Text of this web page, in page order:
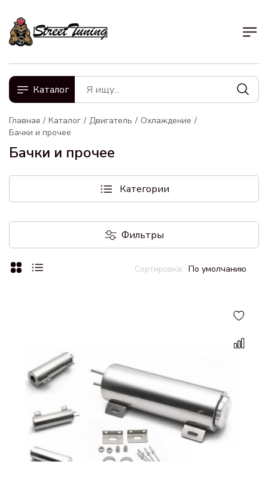
Каталог
Главная Каталог Двигатель
Охлаждение
Бачки и прочее
Бачки и прочее
Категории
Фильтры
По умолчанию